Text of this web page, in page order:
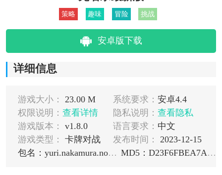
策略 趣味 冒险 挑战
安卓版下载
详细信息
游戏大小： 23.00 M 系统要求： 安卓4.4
权限说明： 查看详情 隐私说明： 查看隐私
游戏版本：
v1.8.0 语言要求： 中文
游戏类型：
卡牌对战 发布时间：
2023-12-15
包名：yuri.nakamura.noname
MD5：D23F6FBEA7A25530BC9CA9E398AED6A8